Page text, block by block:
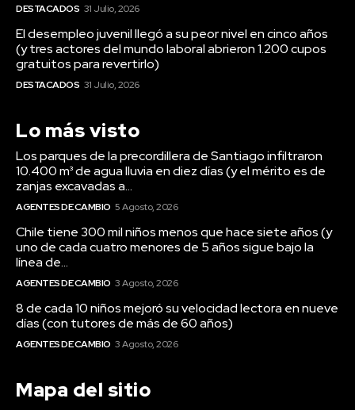
DESTACADOS 31 Julio, 2026
El desempleo juvenil llegó a su peor nivel en cinco años
(y tres actores del mundo laboral abrieron 1.200 cupos
gratuitos para revertirlo)
DESTACADOS 31 Julio, 2026
Lo más visto
Los parques de la precordillera de Santiago infiltraron
10.400 m³ de agua lluvia en diez días (y el mérito es de
zanjas excavadas a...
AGENTES DE CAMBIO 5 Agosto, 2026
Chile tiene 300 mil niños menos que hace siete años (y
uno de cada cuatro menores de 5 años sigue bajo la
línea de...
AGENTES DE CAMBIO 3 Agosto, 2026
8 de cada 10 niños mejoró su velocidad lectora en nueve
días (con tutores de más de 60 años)
AGENTES DE CAMBIO 3 Agosto, 2026
Mapa del sitio